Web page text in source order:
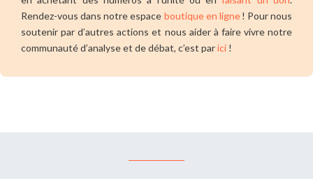
Rendez-vous dans notre espace boutique en ligne! Pour nous
soutenir par d’autres actions et nous aider à faire vivre notre
communauté d’analyse et de débat, c’est parici !